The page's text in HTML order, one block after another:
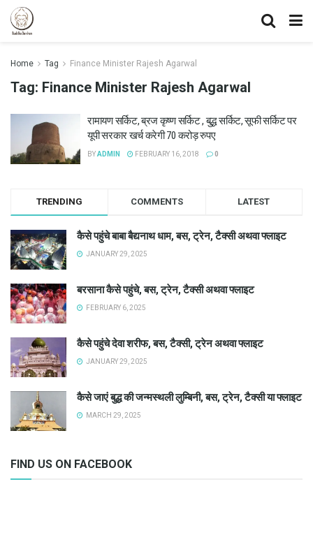
Home Tag Finance Minister Rajesh Agarwal
Tag: Finance Minister Rajesh Agarwal
रामायण सर्किट, ब्रज कृष्ण सर्किट , बुद्ध सर्किट, सूफी सर्किट पर
यूपी सरकार खर्च करेगी 70 करोड़ रुपए
BYADMIN FEBRUARY 16, 2018 0
TRENDING COMMENTS LATEST
कैसे पहुंचे बाबा बैद्यनाथ धाम, बस, ट्रेन, टैक्सी अथवा फ्लाइट
JANUARY 29, 2025
बरसाना कैसे पहुंचे, बस, ट्रेन, टैक्सी अथवा फ्लाइट
FEBRUARY 6, 2025
कैसे पहुंचे देवा शरीफ, बस, टैक्सी, ट्रेन अथवा फ्लाइट
JANUARY 29, 2025
कैसे जाएं बुद्ध की जन्मस्थली लुम्बिनी, बस, ट्रेन, टैक्सी या फ्लाइट
MARCH 29, 2025
FIND US ON FACEBOOK